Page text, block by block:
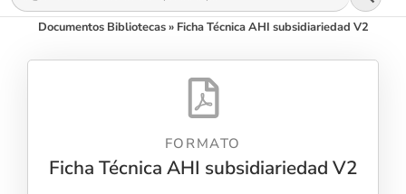
Documentos Bibliotecas» Ficha Técnica AHI subsidiariedad V2
FORMATO
Ficha Técnica AHI subsidiariedad V2